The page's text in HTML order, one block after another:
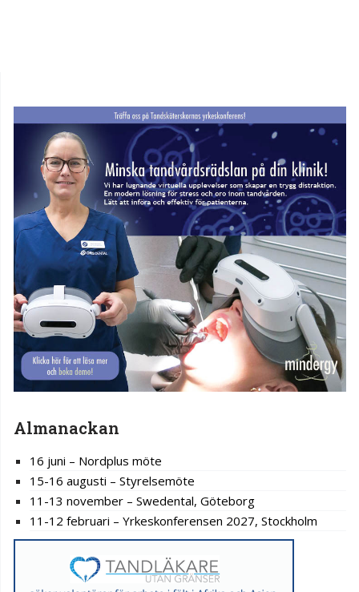
Almanackan
16 juni – Nordplus möte
15-16 augusti – Styrelsemöte
11-13 november – Swedental, Göteborg
11-12 februari – Yrkeskonferensen 2027, Stockholm